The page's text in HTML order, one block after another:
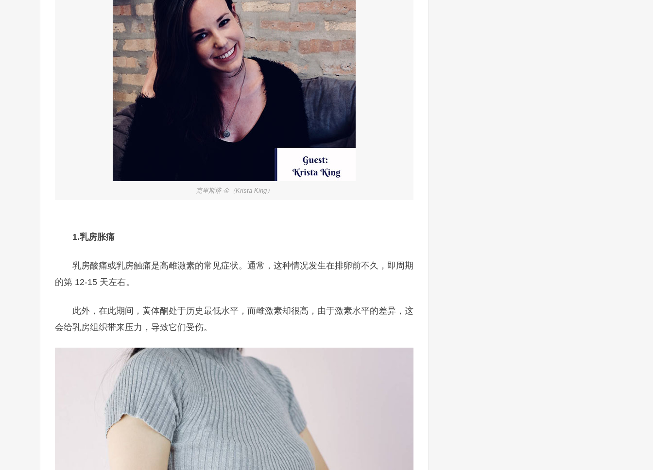
克里斯塔·金（Krista King）
1.乳房胀痛
乳房酸痛或乳房触痛是高雌激素的常见症状。通常，这种情况发生在排卵前不久，即周期
的第 12-15 天左右。
此外，在此期间，黄体酮处于历史最低水平，而雌激素却很高，由于激素水平的差异，这
会给乳房组织带来压力，导致它们受伤。